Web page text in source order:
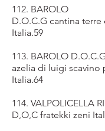
112. BAROLO
D.O.C.G cantina
Italia.59
113. BAROLO D.O.C.G
azelia di luigi scavino
Italia.64
114. VALPOLICELLA
D,O,C fratekki zeni